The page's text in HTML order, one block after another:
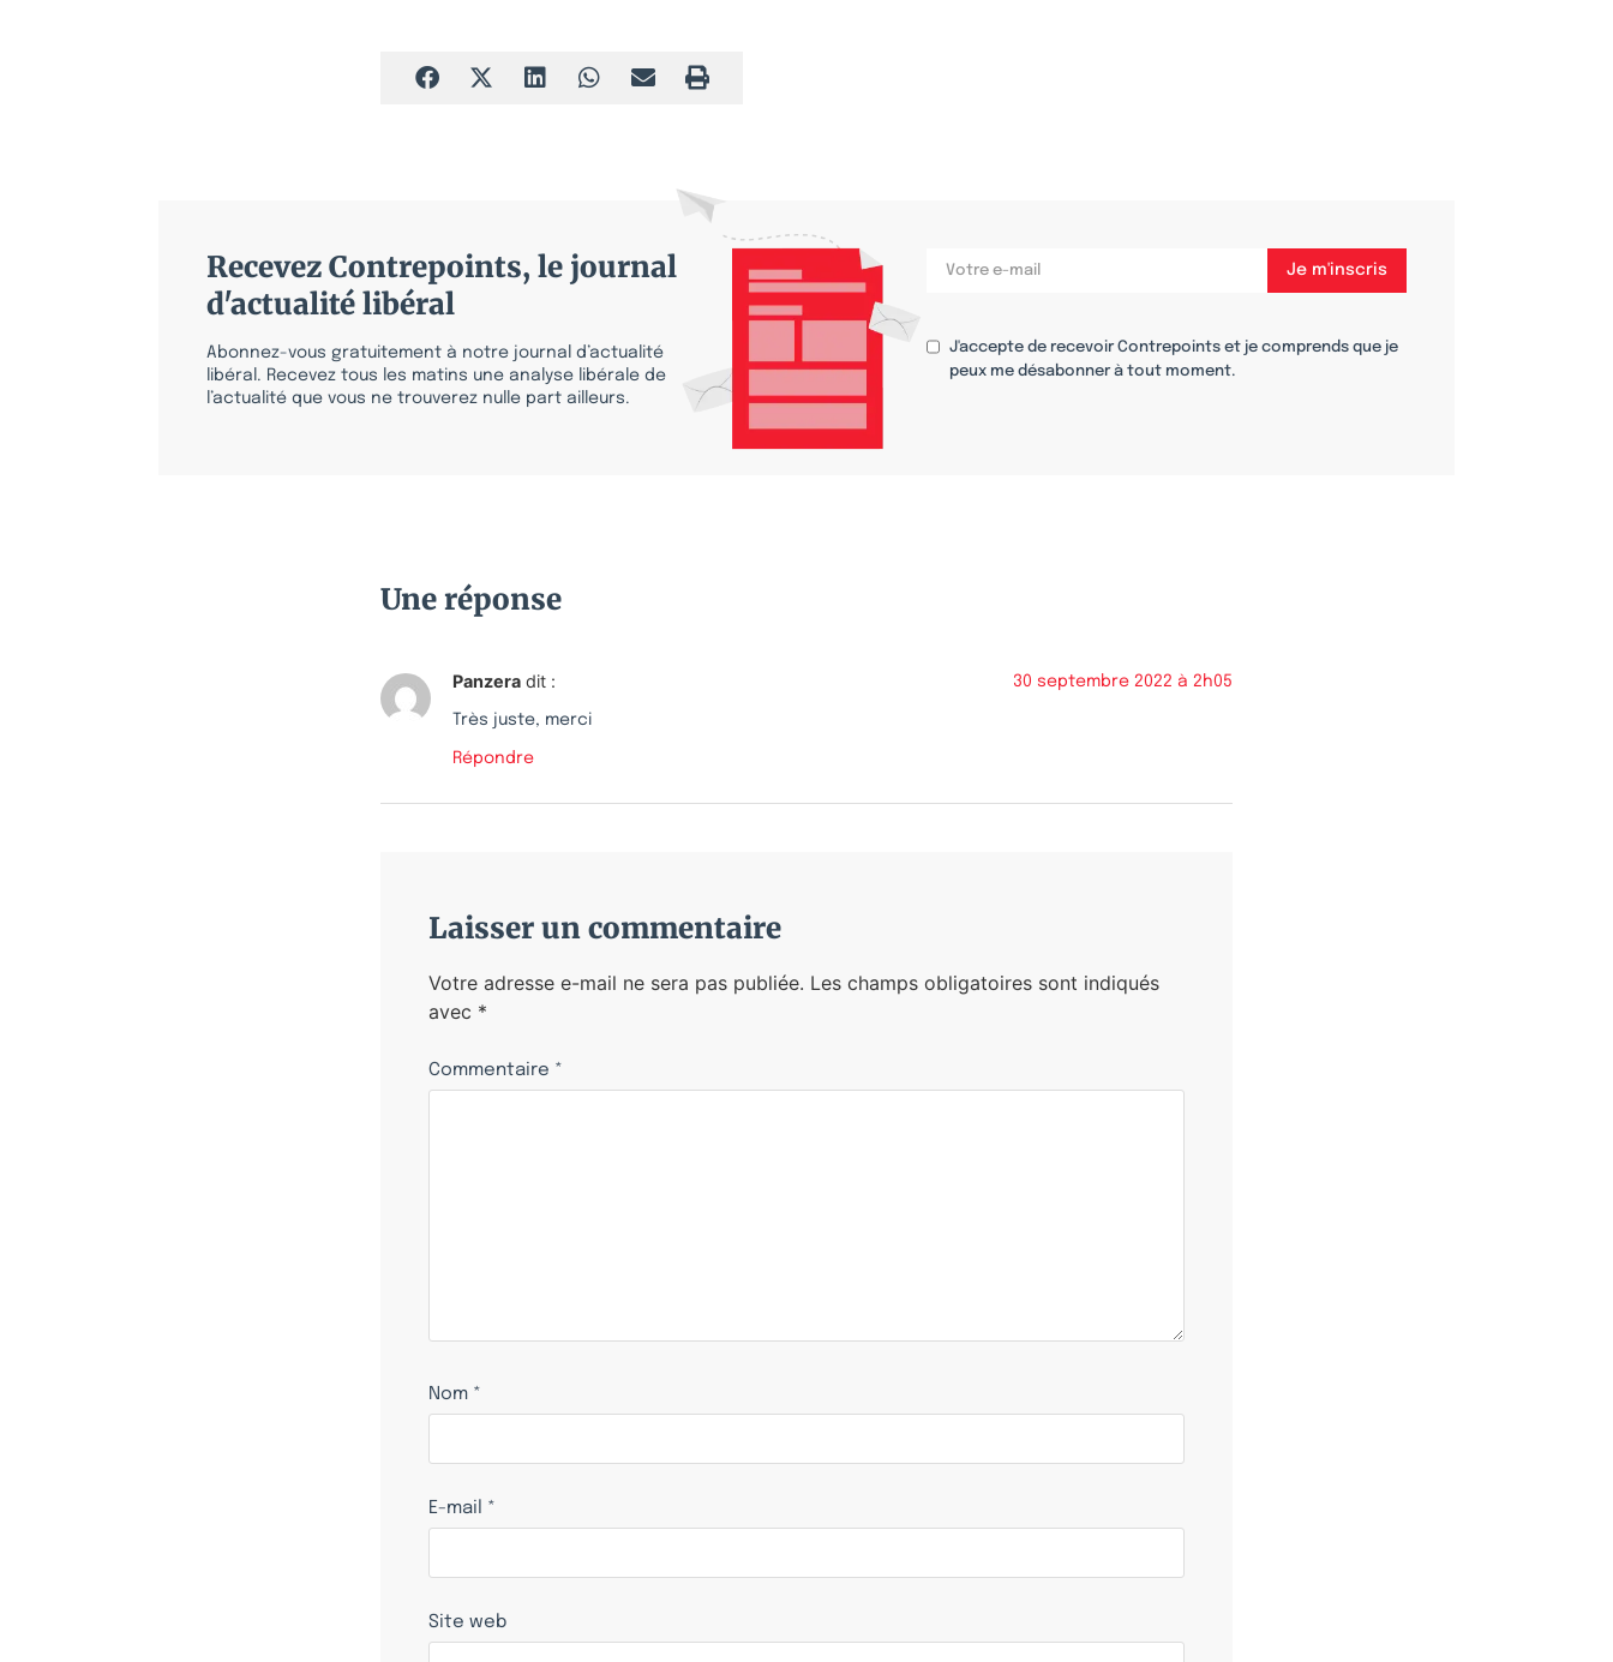
Recevez Contrepoints, le journal
d'actualité libéral
Abonnez-vous gratuitement à notre journal d’actualité
libéral. Recevez tous les matins une analyse libérale de
l’actualité que vous ne trouverez nulle part ailleurs.
J'accepte de recevoir Contrepoints et je comprends que je
peux me désabonner à tout moment.
Une réponse
Panzera dit : 30 septembre 2022 à 2h05
Très juste, merci
Répondre
Laisser un commentaire
Votre adresse e-mail ne sera pas publiée. Les champs obligatoires sont indiqués
avec *
Commentaire *
Nom *
E-mail *
Site web